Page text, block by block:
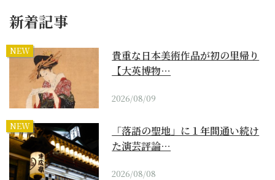
新着記事
NEW
貴重な日本美術作品が初の里帰り
【大英博物…
2026/08/09
NEW
「落語の聖地」に１年間通い続け
た演芸評論…
2026/08/08